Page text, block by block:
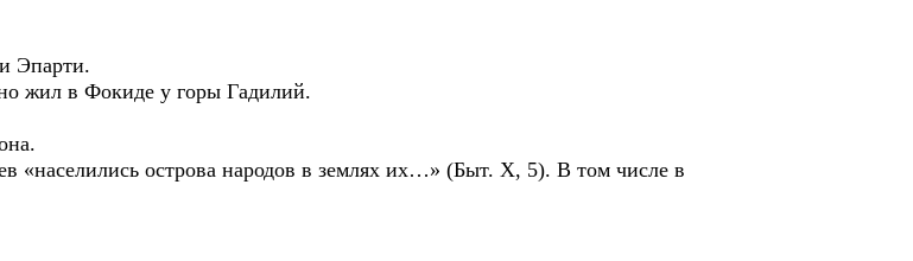
Эпарти.
жил в Фокиде у горы Гадилий.
острова народов в землях их…» (Быт. Х, 5). В том числе в